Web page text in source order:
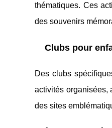
thématiques. Ces
des souvenirs
Clubs pour
Des clubs
activités organisées,
des sites